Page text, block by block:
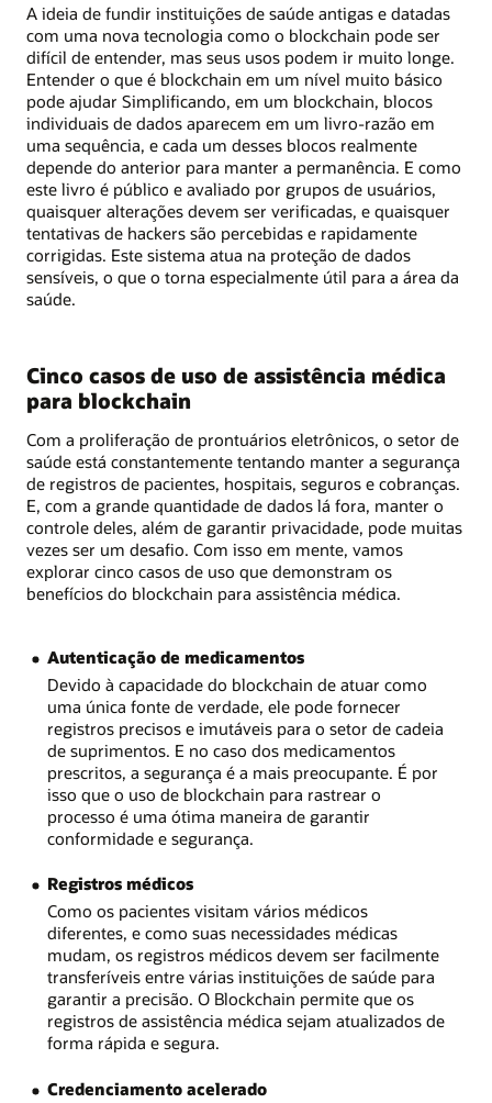
A ideia de fundir instituições de saúde antigas e datadas
com uma nova tecnologia como o blockchain pode ser
difícil de entender, mas seus usos podem ir muito longe.
Entender o que é blockchain em um nível muito básico
pode ajudar Simplificando, em um blockchain, blocos
individuais de dados aparecem em um livro-razão em
uma sequência, e cada um desses blocos realmente
depende do anterior para manter a permanência. E como
este livro é público e avaliado por grupos de usuários,
quaisquer alterações devem ser verificadas, e quaisquer
tentativas de hackers são percebidas e rapidamente
corrigidas. Este sistema atua na proteção de dados
sensíveis, o que o torna especialmente útil para a área da
saúde.
Cinco casos de uso de assistência médica
para blockchain
Com a proliferação de prontuários eletrônicos, o setor de
saúde está constantemente tentando manter a segurança
de registros de pacientes, hospitais, seguros e cobranças.
E, com a grande quantidade de dados lá fora, manter o
controle deles, além de garantir privacidade, pode muitas
vezes ser um desafio. Com isso em mente, vamos
explorar cinco casos de uso que demonstram os
benefícios do blockchain para assistência médica.
Autenticação de medicamentos
Devido à capacidade do blockchain de atuar como
uma única fonte de verdade, ele pode fornecer
registros precisos e imutáveis para o setor de cadeia
de suprimentos. E no caso dos medicamentos
prescritos, a segurança é a mais preocupante. É por
isso que o uso de blockchain para rastrear o
processo é uma ótima maneira de garantir
conformidade e segurança.
Registros médicos
Como os pacientes visitam vários médicos
diferentes, e como suas necessidades médicas
mudam, os registros médicos devem ser facilmente
transferíveis entre várias instituições de saúde para
garantir a precisão. O Blockchain permite que os
registros de assistência médica sejam atualizados de
forma rápida e segura.
Credenciamento acelerado